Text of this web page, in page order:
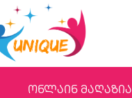
ონლაინ მაღაზია